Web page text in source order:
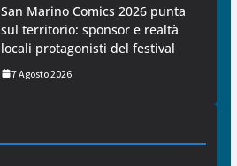
San Marino Comics 2026 punta
sul territorio: sponsor e realtà
locali protagonisti del festival
7 Agosto 2026